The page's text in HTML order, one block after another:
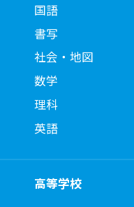
国語
書写
社会・地図
数学
理科
英語
高等学校